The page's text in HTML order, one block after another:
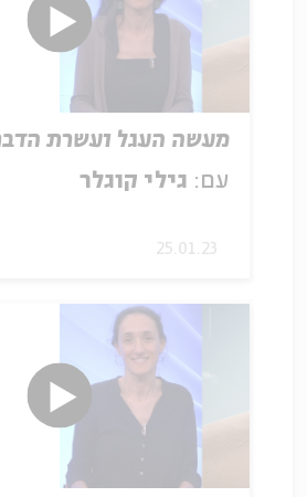
מעשה העגל ועשרת
עם: גילי קוגלר
25.01.23